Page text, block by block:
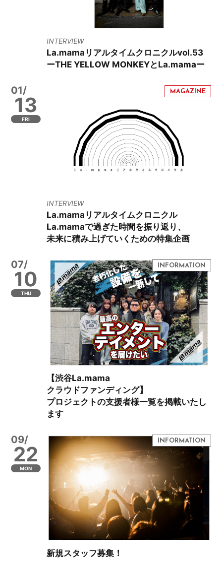
INTERVIEW
La.mamaリアルタイムクロニクルvol.53
ーTHE YELLOW MONKEYとLa.mamaー
01/
13
FRI
INTERVIEW
La.mamaリアルタイムクロニクル
La.mamaで過ぎた時間を振り返り、
未来に積み上げていくための特集企画
07/
10
THU
【渋谷La.mama
クラウドファンディング】
プロジェクトの支援者様一覧を掲載いたし
ます
09/
22
MON
新規スタッフ募集！